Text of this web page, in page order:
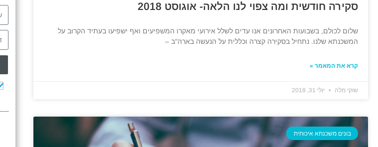
סקירה חודשית ומה צפוי לנו הלאה- אוגוסט 2018
שלום לכולם, בשבועות האחרונים אנו עדים לשלל אירועי מאקרו המשפיעים ואף ישפיעו בעתיד הקרוב על
המשכנתא שלנו. נתחיל בסקירה קצרה וכללית על הנעשה בארה"ב –
קרא את המאמר »
שוקי מלה יולי 31, 2018
בונים משכנתא איכותית